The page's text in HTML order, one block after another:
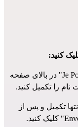
کنید:
برای ارسال درخواست، بر روی گزینه "Je Postule" در بالای صفحه
تکمیل و پس از